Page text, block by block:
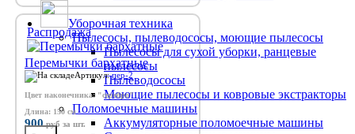
Уборочная техника
Пылесосы, пылеводососы, моющие пылесосы
Пылесосы для сухой уборки, ранцевые
пылесосы
Пылеводососы
Моющие пылесосы и ковровые экстракторы
Поломоечные машины
Аккумуляторные поломоечные машины
Распродажа
Перемычки бархатные
Артикул:пер-2
Цвет наконечника: "серебро"
Длина: 150 см
900руб за шт.